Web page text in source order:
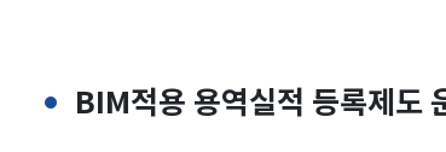
BIM적용 용역실적 등록제도